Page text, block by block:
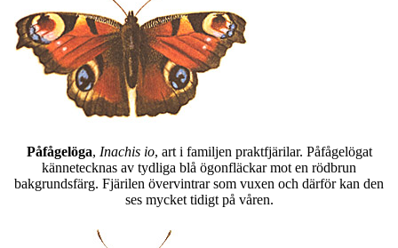
Påfågelöga, Inachis io, art i familjen praktfjärilar. Påfågelögat
kännetecknas av tydliga blå ögonfläckar mot en rödbrun
bakgrundsfärg. Fjärilen övervintrar som vuxen och därför kan den
ses mycket tidigt på våren.